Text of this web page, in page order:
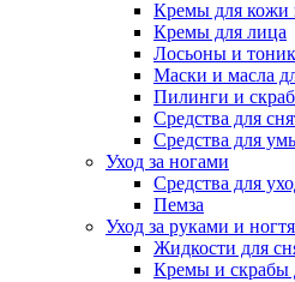
Кремы для кожи
Кремы для лица
Лосьоны и
Маски и масла
Пилинги и
Средства для
Средства для
Уход за ногами
Средства для
Пемза
Уход за руками и
Жидкости для
Кремы и скрабы